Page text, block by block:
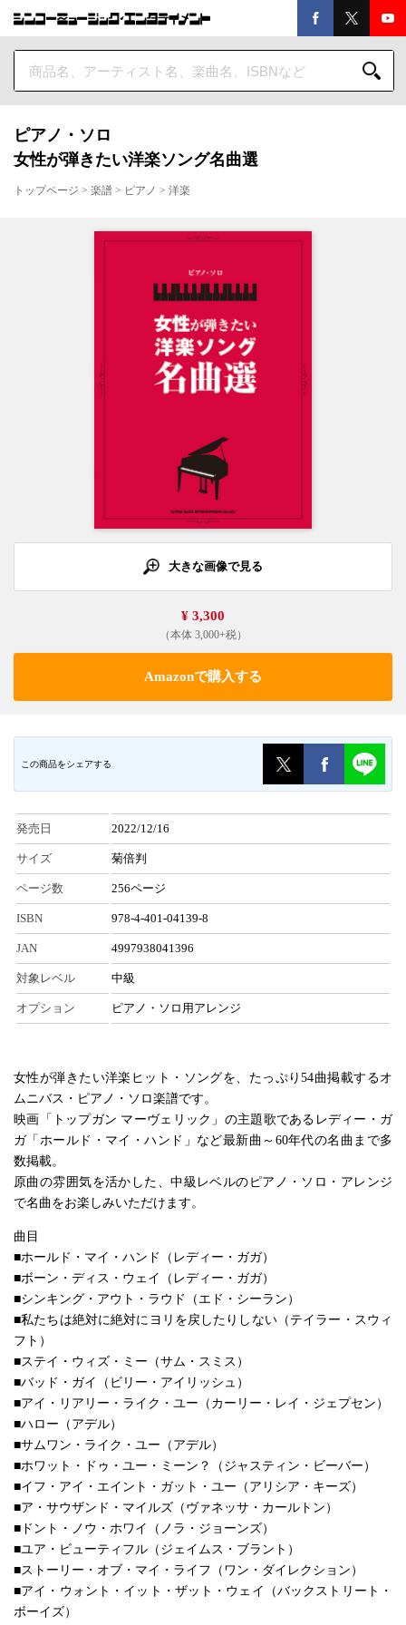
ピアノ・ソロ
女性が弾きたい洋楽ソング名曲選
トップページ > 楽譜 > ピアノ > 洋楽
大きな画像で見る
¥ 3,300
（本体 3,000+税）
Amazonで購入する
この商品をシェアする
発売日 2022/12/16
サイズ 菊倍判
ページ数 256ページ
ISBN 978-4-401-04139-8
JAN 4997938041396
対象レベル 中級
オプション ピアノ・ソロ用アレンジ
女性が弾きたい洋楽ヒット・ソングを、たっぷり54曲掲載するオ
ムニバス・ピアノ・ソロ楽譜です。
映画「トップガン マーヴェリック」の主題歌であるレディー・ガ
ガ「ホールド・マイ・ハンド」など最新曲～60年代の名曲まで多
数掲載。
原曲の雰囲気を活かした、中級レベルのピアノ・ソロ・アレンジ
で名曲をお楽しみいただけます。
曲目
■ホールド・マイ・ハンド（レディー・ガガ）
■ボーン・ディス・ウェイ（レディー・ガガ）
■シンキング・アウト・ラウド（エド・シーラン）
■私たちは絶対に絶対にヨリを戻したりしない（テイラー・スウィ
フト）
■ステイ・ウィズ・ミー（サム・スミス）
■バッド・ガイ（ビリー・アイリッシュ）
■アイ・リアリー・ライク・ユー（カーリー・レイ・ジェプセン）
■ハロー（アデル）
■サムワン・ライク・ユー（アデル）
■ホワット・ドゥ・ユー・ミーン？（ジャスティン・ビーバー）
■イフ・アイ・エイント・ガット・ユー（アリシア・キーズ）
■ア・サウザンド・マイルズ（ヴァネッサ・カールトン）
■ドント・ノウ・ホワイ（ノラ・ジョーンズ）
■ユア・ビューティフル（ジェイムス・ブラント）
■ストーリー・オブ・マイ・ライフ（ワン・ダイレクション）
■アイ・ウォント・イット・ザット・ウェイ（バックストリート・
ボーイズ）